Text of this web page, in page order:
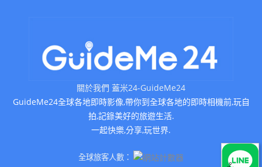
關於我們 蓋米24-GuideMe24
GuideMe24全球各地即時影像,帶你到全球各地的即時相機前,玩自
拍,記錄美好的旅遊生活.
一起快樂,分享,玩世界.
全球旅客人數：